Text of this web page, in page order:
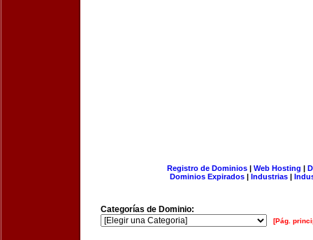
Registro de Dominios| Web Hosting |
Dominios Expirados | Industrias |
Categorías de Dominio:
[Pág.